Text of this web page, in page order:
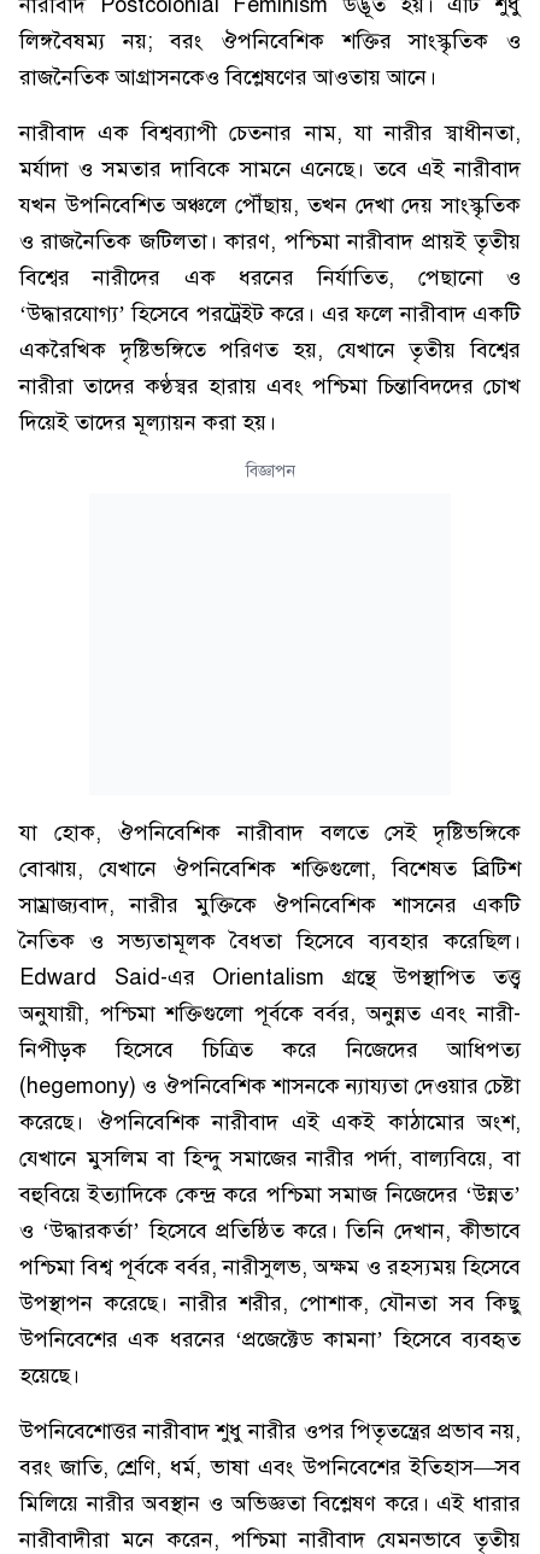
লিঙ্গবৈষম্য নয়; বরং ঔপনিবেশিক শক্তির সাংস্কৃতিক ও
রাজনৈতিক আগ্রাসনকেও বিশ্লেষণের আওতায় আনে।
নারীবাদ এক বিশ্বব্যাপী চেতনার নাম, যা নারীর স্বাধীনতা,
মর্যাদা ও সমতার দাবিকে সামনে এনেছে। তবে এই নারীবাদ
যখন উপনিবেশিত অঞ্চলে পৌঁছায়, তখন দেখা দেয় সাংস্কৃতিক
ও রাজনৈতিক জটিলতা। কারণ, পশ্চিমা নারীবাদ প্রায়ই তৃতীয়
বিশ্বের নারীদের এক ধরনের নির্যাতিত, পেছানো ও
‘উদ্ধারযোগ্য’ হিসেবে পরট্রেইট করে। এর ফলে নারীবাদ একটি
একরৈখিক দৃষ্টিভঙ্গিতে পরিণত হয়, যেখানে তৃতীয় বিশ্বের
নারীরা তাদের কণ্ঠস্বর হারায় এবং পশ্চিমা চিন্তাবিদদের চোখ
দিয়েই তাদের মূল্যায়ন করা হয়।
বিজ্ঞাপন
যা হোক, ঔপনিবেশিক নারীবাদ বলতে সেই দৃষ্টিভঙ্গিকে
বোঝায়, যেখানে ঔপনিবেশিক শক্তিগুলো, বিশেষত ব্রিটিশ
সাম্রাজ্যবাদ, নারীর মুক্তিকে ঔপনিবেশিক শাসনের একটি
নৈতিক ও সভ্যতামূলক বৈধতা হিসেবে ব্যবহার করেছিল।
Edward Said-এর Orientalism গ্রন্থে উপস্থাপিত তত্ত্ব
অনুযায়ী, পশ্চিমা শক্তিগুলো পূর্বকে বর্বর, অনুন্নত এবং নারী-
নিপীড়ক হিসেবে চিত্রিত করে নিজেদের আধিপত্য
(hegemony) ও ঔপনিবেশিক শাসনকে ন্যায্যতা দেওয়ার চেষ্টা
করেছে। ঔপনিবেশিক নারীবাদ এই একই কাঠামোর অংশ,
যেখানে মুসলিম বা হিন্দু সমাজের নারীর পর্দা, বাল্যবিয়ে, বা
বহুবিয়ে ইত্যাদিকে কেন্দ্র করে পশ্চিমা সমাজ নিজেদের ‘উন্নত’
ও ‘উদ্ধারকর্তা’ হিসেবে প্রতিষ্ঠিত করে। তিনি দেখান, কীভাবে
পশ্চিমা বিশ্ব পূর্বকে বর্বর, নারীসুলভ, অক্ষম ও রহস্যময় হিসেবে
উপস্থাপন করেছে। নারীর শরীর, পোশাক, যৌনতা সব কিছু
উপনিবেশের এক ধরনের ‘প্রজেক্টেড কামনা’ হিসেবে ব্যবহৃত
হয়েছে।
উপনিবেশোত্তর নারীবাদ শুধু নারীর ওপর পিতৃতন্ত্রের প্রভাব নয়,
বরং জাতি, শ্রেণি, ধর্ম, ভাষা এবং উপনিবেশের ইতিহাস—সব
মিলিয়ে নারীর অবস্থান ও অভিজ্ঞতা বিশ্লেষণ করে। এই ধারার
নারীবাদীরা মনে করেন, পশ্চিমা নারীবাদ যেমনভাবে তৃতীয়